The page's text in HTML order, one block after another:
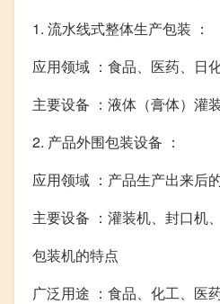
1. 流水线式整体生产包装 ：
应用领域 ：食品、医药、日
主要设备 ：液体（膏体）灌
2. 产品外围包装设备 ：
应用领域 ：产品生产出来后
主要设备 ：灌装机、封口机
包装机的特点
广泛用途 ：食品、化工、医